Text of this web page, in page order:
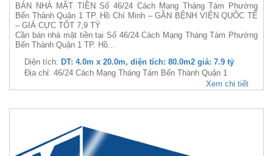
BÁN NHÀ MẶT TIỀN Số 46/24 Cách Mạng Tháng Tám Phường
Bến Thành Quận 1 TP. Hồ Chí Minh – GẦN BỆNH VIỆN QUỐC TẾ
– GIÁ CỰC TỐT 7,9 TỶ
Cần bán nhà mặt tiền tại Số 46/24 Cách Mạng Tháng Tám Phường
Bến Thành Quận 1 TP. Hồ...
Diện tích: DT: 4.0m x 20.0m, diện tích: 80.0m2 giá: 7.9 tỷ
Địa chỉ: 46/24 Cách Mạng Tháng Tám Bến Thành Quận 1
Xem chi tiết